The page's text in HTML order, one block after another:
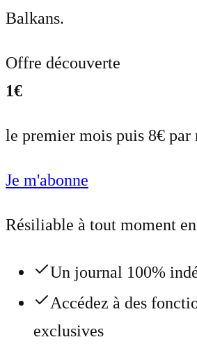
Balkans.
Offre découverte
1€
le premier mois puis 8€ par
Je m'abonne
Résiliable à tout moment
Un journal 100%
Accédez à des
exclusives